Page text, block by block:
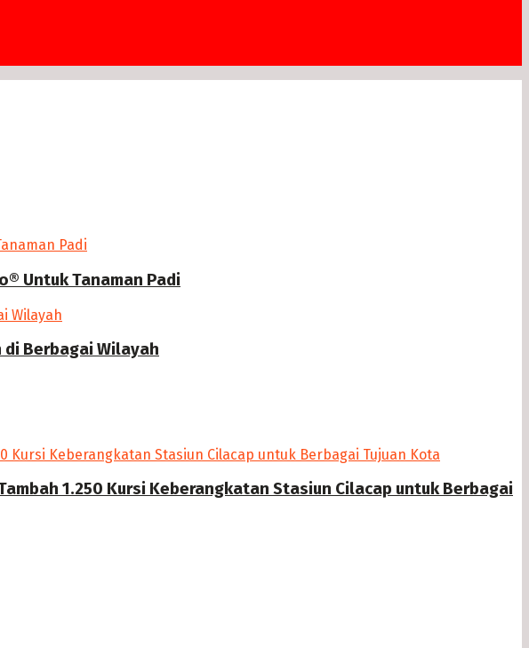
Untuk Tanaman Padi
di Berbagai Wilayah
1.250 Kursi Keberangkatan Stasiun Cilacap untuk Berbagai